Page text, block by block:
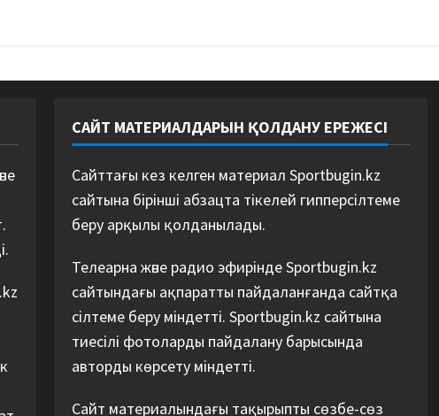
САЙТ МАТЕРИАЛДАРЫН ҚОЛДАНУ ЕРЕЖЕСІ
Сайттағы кез келген материал Sportbugin.kz
сайтына бірінші абзацта тікелей гипперсілтеме
беру арқылы қолданылады.
Телеарна және радио эфирінде Sportbugin.kz
сайтындағы ақпаратты пайдаланғанда сайтқа
сілтеме беру міндетті. Sportbugin.kz сайтына
тиесілі фотоларды пайдалану барысында
авторды көрсету міндетті.
Сайт материалындағы тақырыпты сөзбе-сөз